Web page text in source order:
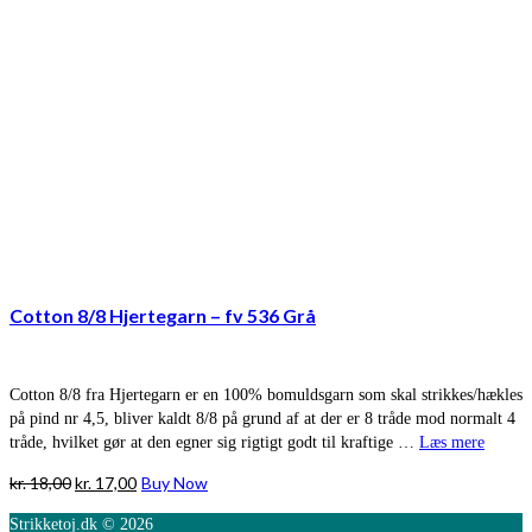
Cotton 8/8 Hjertegarn – fv 536 Grå
Cotton 8/8 fra Hjertegarn er en 100% bomuldsgarn som skal strikkes/hækles
på pind nr 4,5, bliver kaldt 8/8 på grund af at der er 8 tråde mod normalt 4
tråde, hvilket gør at den egner sig rigtigt godt til kraftige … Læs mere
kr.18,00Den
kr. 17,00Den
Buy Now
Strikketoj.dk © 2026